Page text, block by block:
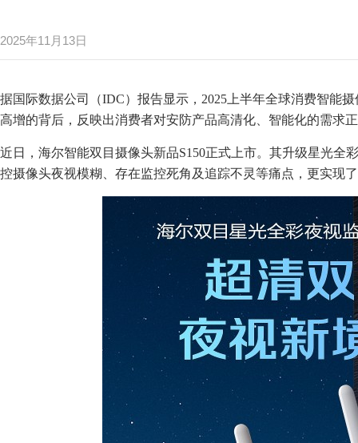
2025年11月13日
据国际数据公司（IDC）报告显示，2025上半年全球消费智能
高增的背后，反映出消费者对安防产品高清化、智能化的需求
近日，海尔智能双目摄像头新品S150正式上市。其升级星光全
控摄像头夜视模糊、存在监控死角及追踪不灵等痛点，更实现